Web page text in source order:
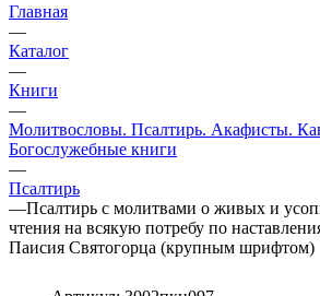
Главная
—
Каталог
—
Книги
—
Молитвословы. Псалтирь. Акафисты.
Богослужебные книги
—
Псалтирь
—Псалтирь с молитвами о живых и
чтения на всякую потребу по
Паисия Святогорца (крупным шрифтом)